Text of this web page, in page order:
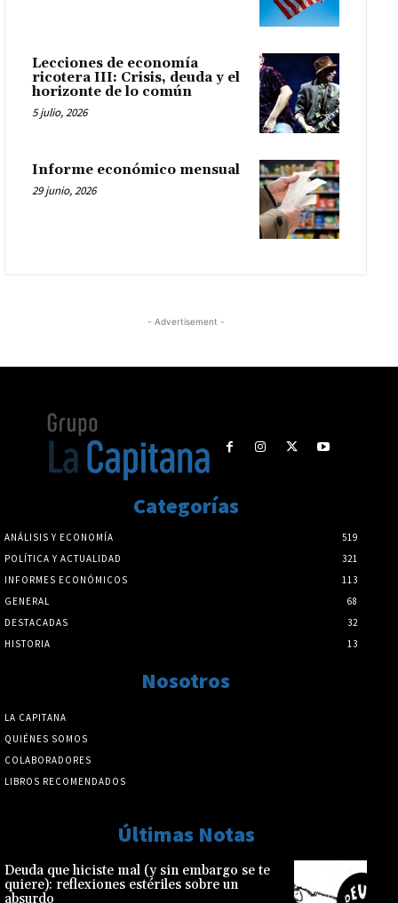
Lecciones de economía
ricotera III: Crisis, deuda y el
horizonte de lo común
5 julio, 2026
Informe económico mensual
29 junio, 2026
- Advertisement -
Categorías
ANÁLISIS Y ECONOMÍA
519
POLÍTICA Y ACTUALIDAD
321
INFORMES ECONÓMICOS
113
GENERAL
68
DESTACADAS
32
HISTORIA
13
Nosotros
LA CAPITANA
QUIÉNES SOMOS
COLABORADORES
LIBROS RECOMENDADOS
Últimas Notas
Deuda que hiciste mal (y sin embargo se te
quiere): reflexiones estériles sobre un
absurdo